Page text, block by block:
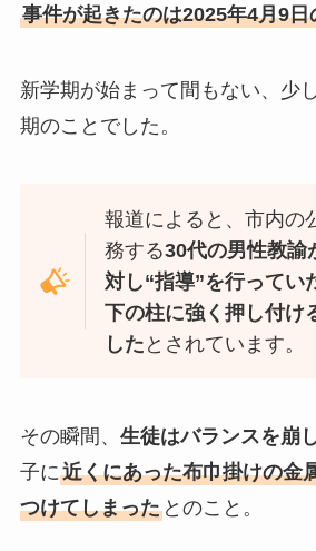
事件が起きたのは2025年4月9日
新学期が始まって間もない、少
期のことでした。
報道によると、市内の
務する30代の男性教諭
対し“指導”を行ってい
下の柱に強く押し付け
した とされています。
その瞬間、 生徒はバランスを崩
子に近くにあった布巾掛けの金
つけてしまったとのこと。